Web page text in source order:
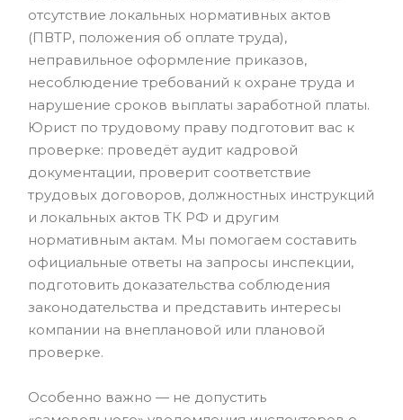
отсутствие локальных нормативных актов
(ПВТР, положения об оплате труда),
неправильное оформление приказов,
несоблюдение требований к охране труда и
нарушение сроков выплаты заработной платы.
Юрист по трудовому праву подготовит вас к
проверке: проведёт аудит кадровой
документации, проверит соответствие
трудовых договоров, должностных инструкций
и локальных актов ТК РФ и другим
нормативным актам. Мы помогаем составить
официальные ответы на запросы инспекции,
подготовить доказательства соблюдения
законодательства и представить интересы
компании на внеплановой или плановой
проверке.
Особенно важно — не допустить